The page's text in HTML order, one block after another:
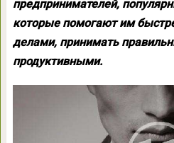
предпринимателей,
которые помогают им
делами, принимать
продуктивными.